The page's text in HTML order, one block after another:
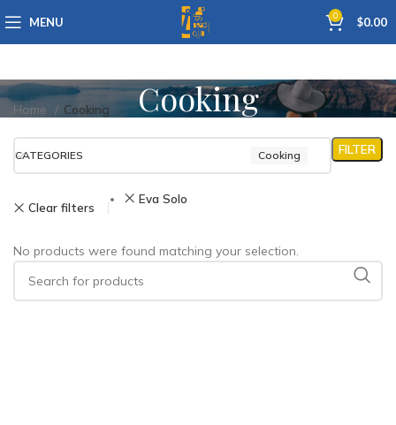
MENU 0 $0.00
Cooking
Home Cooking
CATEGORIES Cooking FILTER
Clear filters
Eva Solo
No products were found matching your selection.